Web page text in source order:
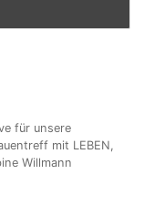
für unsere
mit LEBEN,
Willmann